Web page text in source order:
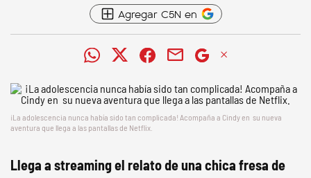
Agregar C5N en
¡La adolescencia nunca había sido tan complicada! Acompaña a Cindy en su nueva
aventura que llega a las pantallas de Netflix.
Llega a streaming el relato de una chica fresa de